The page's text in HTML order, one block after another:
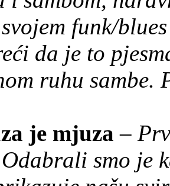
funk/
da je to
ruhu sambe.
je mjuza –
smo je